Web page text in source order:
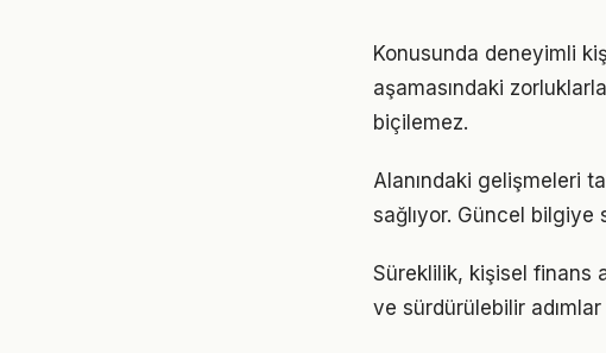
Konusunda deneyimli
aşamasındaki
biçilemez.
Alanındaki gelişmeleri
sağlıyor. Güncel bilgiye
Süreklilik, kişisel finans
ve sürdürülebilir adımlar